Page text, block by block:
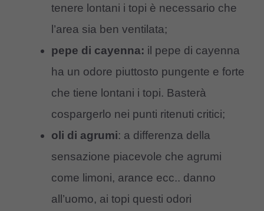
tenere lontani i topi è necessario che
l’area sia ben ventilata;
pepe di cayenna: il pepe di cayenna
ha un odore piuttosto pungente e forte
che tiene lontani i topi. Basterà
cospargerlo nei punti ritenuti critici;
oli di agrumi: a differenza della
sensazione piacevole che agrumi
come limoni, arance ecc.. danno
all’uomo, ai topi questi odori